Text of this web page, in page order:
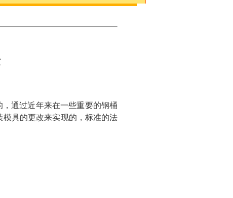
，通过近年来在一些重要的钢桶
具的更改来实现的，标准的法